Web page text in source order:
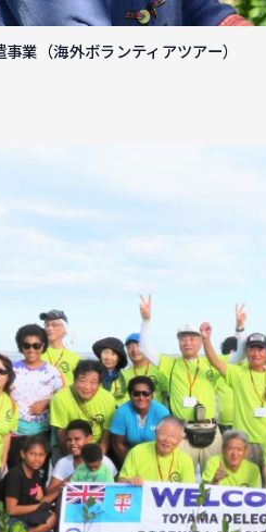
業（海外ボランティアツアー）